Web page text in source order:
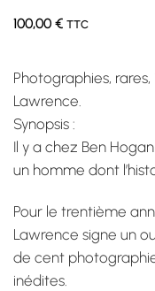
100,00 € TTC
Photographies,
Lawrence.
Synopsis :
Il y a chez Ben
un homme dont
Pour le trentième
Lawrence signe un
de cent
inédites.